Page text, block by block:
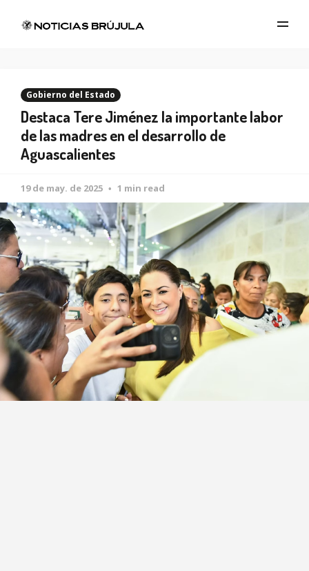
Gobierno del Estado
Destaca Tere Jiménez la importante labor
de las madres en el desarrollo de
Aguascalientes
19 de may. de 2025 1 min read